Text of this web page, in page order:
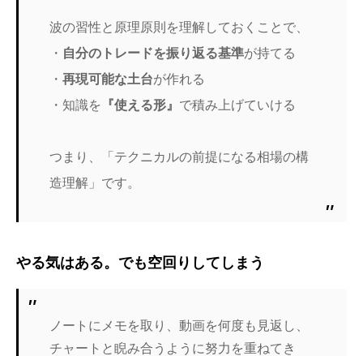
波の習性と原理原則を理解しておくことで、
・ 自分のトレードを振り返る基準が持てる
・再現可能な土台が作れる
・知識を
『使える形』 で積み上げていける
つまり、「テクニカルの前提になる相場の構
造理解」です。
やる気はある。でも空回りしてしまう
ノートにメモを取り、動画を何度も見返し、
チャートと睨み合うように努力を重ねてき